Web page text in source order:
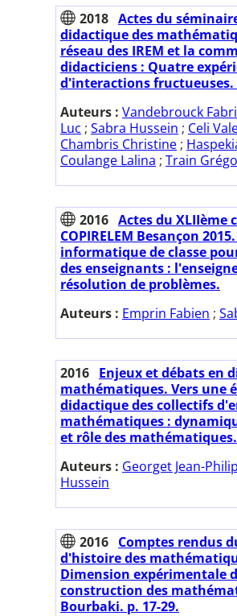
2018 Actes du
didactique des
réseau des IREM et la
didacticiens : Quatre
d'interactions fructueuses.
Auteurs : Vandebrouck
Luc ; Sabra Hussein ; Celi
Chambris Christine ;
Coulange Lalina ; Train
2016 Actes du XLIIème
COPIRELEM Besançon
informatique de classe
des enseignants :
résolution de problèmes.
Auteurs : Emprin Fabien ;
2016 Enjeux et débats en
mathématiques. Vers une
didactique des collectifs
mathématiques :
et rôle des mathématiques.
Auteurs : Georget Jean-
Hussein
2016 Comptes rendus
d'histoire des
Dimension expérimentale
construction des
Bourbaki. p. 17-29.